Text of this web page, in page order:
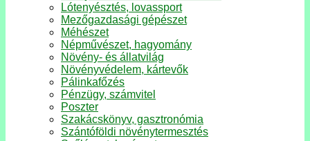
Lótenyésztés, lovassport
Mezőgazdasági gépészet
Méhészet
Népművészet, hagyomány
Növény- és állatvilág
Növényvédelem, kártevők
Pálinkafőzés
Pénzügy, számvitel
Poszter
Szakácskönyv, gasztronómia
Szántóföldi növénytermesztés